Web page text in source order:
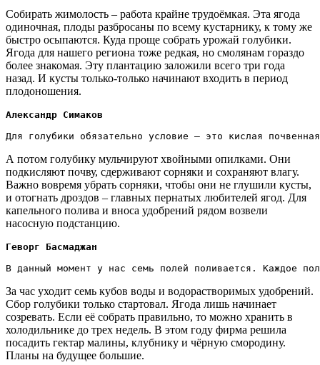
Собирать жимолость – работа крайне трудоёмкая. Эта ягода
одиночная, плоды разбросаны по всему кустарнику, к тому же
быстро осыпаются. Куда проще собрать урожай голубики.
Ягода для нашего региона тоже редкая, но смолянам гораздо
более знакомая. Эту плантацию заложили всего три года
назад. И кусты только-только начинают входить в период
плодоношения.
Александр Симаков
Для голубики обязательно условие – это кислая
А потом голубику мульчируют хвойными опилками. Они
подкисляют почву, сдерживают сорняки и сохраняют влагу.
Важно вовремя убрать сорняки, чтобы они не глушили кусты,
и отогнать дроздов – главных пернатых любителей ягод. Для
капельного полива и вноса удобрений рядом возвели
насосную подстанцию.
Геворг Басмаджан
В данный момент у нас семь полей поливается. Каждое
За час уходит семь кубов воды и водорастворимых удобрений.
Сбор голубики только стартовал. Ягода лишь начинает
созревать. Если её собрать правильно, то можно хранить в
холодильнике до трех недель. В этом году фирма решила
посадить гектар малины, клубнику и чёрную смородину.
Планы на будущее большие.